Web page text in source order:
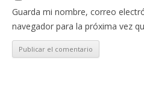
Guarda mi nombre, correo
navegador para la próxima vez